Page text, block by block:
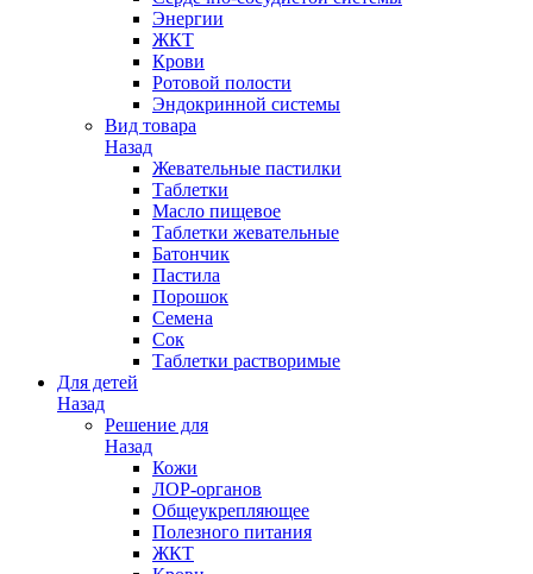
Энергии
ЖКТ
Крови
Ротовой полости
Эндокринной системы
Вид товара
Назад
Жевательные пастилки
Таблетки
Масло пищевое
Таблетки жевательные
Батончик
Пастила
Порошок
Семена
Сок
Таблетки растворимые
Для детей
Назад
Решение для
Назад
Кожи
ЛОР-органов
Общеукрепляющее
Полезного питания
ЖКТ